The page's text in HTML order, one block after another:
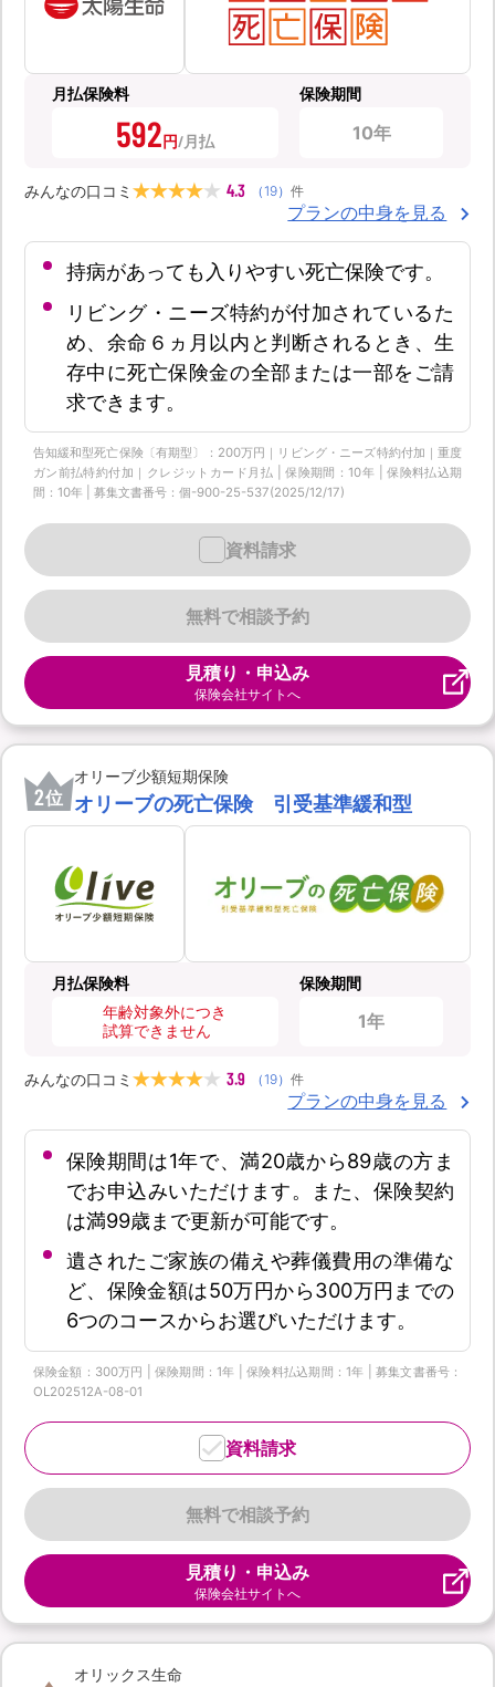
月払保険料
592円
保険期間
10年
みんなの口コミ 4.3 （ 19） 件
プランの中身を見る
持病があっても入りやすい死亡保険です。
リビング・ニーズ特約が付加されているた
め、余命６ヵ月以内と判断されるとき、生
存中に死亡保険金の全部または一部をご請
求できます。
告知緩和型死亡保険〔有期型〕：200万円｜リビング・ニーズ特約付加｜重度
ガン前払特約付加｜クレジットカード月払 | 保険期間：10年 | 保険料払込期
間：10年 | 募集文書番号：個-900-25-537(2025/12/17)
無料で相談予約
資料請求
見積り・申込み
保険会社サイトへ
2位
オリーブ少額短期保険
オリーブの死亡保険 引受基準緩和型
月払保険料
年齢対象外につき
試算できません
保険期間
1年
みんなの口コミ 3.9 （ 19） 件
プランの中身を見る
保険期間は1年で、満20歳から89歳の方ま
でお申込みいただけます。また、保険契約
は満99歳まで更新が可能です。
遺されたご家族の備えや葬儀費用の準備な
ど、保険金額は50万円から300万円までの
6つのコースからお選びいただけます。
保険金額：300万円 | 保険期間：1年 | 保険料払込期間：1年 | 募集文書番号：
OL202512A-08-01
無料で相談予約
資料請求
見積り・申込み
保険会社サイトへ
オリックス生命